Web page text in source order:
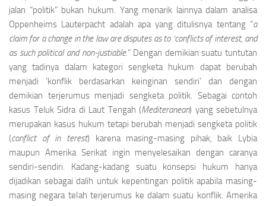
jalan “politik” bukan hukum. Yang menarik lainnya dalam analisa
Oppenheims Lauterpacht adalah apa yang ditulisnya tentang “a
claim for a change in the law are disputes as to ‘conflicts of interest, and
as such political and non-justiable.” Dengan demikian sua­tu tuntutan
yang tadinya dalam kategori sengketa hukum dapat berubah
menjadi ‘konflik berdasarkan keinginan sendiri’ dan dengan
demikian terjerumus menjadi sengketa politik. Sebagai contoh
kasus Teluk Sidra di Laut Tengah (Mediteranean) yang sebetulnya
merupakan kasus hukum tetapi berubah menjadi sengketa politik
(conflict of in terest) karena masing-masing pihak, baik Lybia
maupun Amerika Serikat ingin menyelesaikan de­ngan caranya
sendiri-sendiri. Kadang-kadang suatu konsepsi hukum hanya
dijadikan sebagai dalih untuk kepentingan politik apabila masing-
masing negara teIah terjerumus ke dalam suatu konflik. Amerika